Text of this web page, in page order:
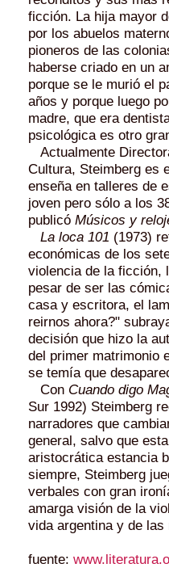
ficción. La hija mayor
por los abuelos
pioneros de las
haberse criado en un
porque se le murió el
años y porque luego
madre, que era
psicológica es otro
Actualmente
Cultura, Steimberg es
enseña en talleres de
joven pero sólo a los
publicó Músicos y
La loca 101 (1973)
económicas de los
violencia de la ficción,
pesar de ser las
casa y escritora, el
reirnos ahora?"
decisión que hizo la
del primer matrimonio
se temía que
Con Cuando digo
Sur 1992) Steimberg
narradores que
general, salvo que
aristocrática estancia
siempre, Steimberg
verbales con gran
amarga visión de la
vida argentina y de
fuente: